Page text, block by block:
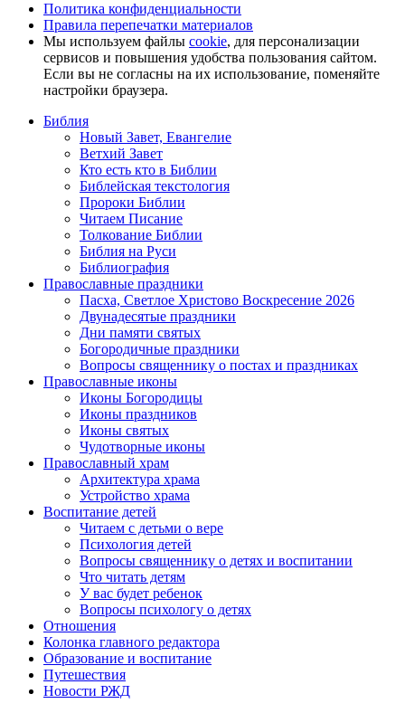
Политика конфиденциальности
Правила перепечатки материалов
Мы используем файлы cookie, для персонализации
сервисов и повышения удобства пользования сайтом.
Если вы не согласны на их использование, поменяйте
настройки браузера.
Библия
Новый Завет, Евангелие
Ветхий Завет
Кто есть кто в Библии
Библейская текстология
Пророки Библии
Читаем Писание
Толкование Библии
Библия на Руси
Библиография
Православные праздники
Пасха, Светлое Христово Воскресение 2026
Двунадесятые праздники
Дни памяти святых
Богородичные праздники
Вопросы священнику о постах и праздниках
Православные иконы
Иконы Богородицы
Иконы праздников
Иконы святых
Чудотворные иконы
Православный храм
Архитектура храма
Устройство храма
Воспитание детей
Читаем с детьми о вере
Психология детей
Вопросы священнику о детях и воспитании
Что читать детям
У вас будет ребенок
Вопросы психологу о детях
Отношения
Колонка главного редактора
Образование и воспитание
Путешествия
Новости РЖД